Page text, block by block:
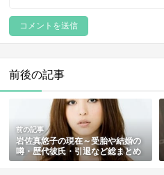
前後の記事
前の記事
岩佐真悠子の現在～受胎や結婚の
噂・歴代彼氏・引退など総まとめ